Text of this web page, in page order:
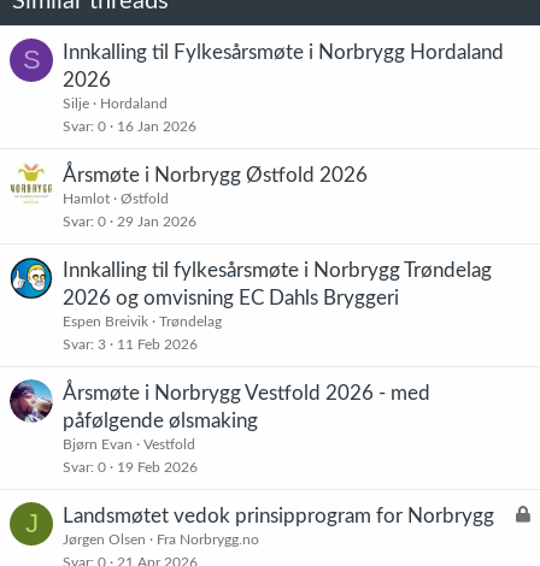
S
Innkalling til Fylkesårsmøte i Norbrygg Hordaland
2026
Silje
Hordaland
Svar 0 16 Jan 2026
Årsmøte i Norbrygg Østfold 2026
Hamlot
Østfold
Svar 0 29 Jan 2026
Innkalling til fylkesårsmøte i Norbrygg Trøndelag
2026 og omvisning EC Dahls Bryggeri
Espen Breivik
Trøndelag
Svar 3 11 Feb 2026
Årsmøte i Norbrygg Vestfold 2026 - med
påfølgende ølsmaking
Bjørn Evan
Vestfold
Svar 0 19 Feb 2026
J
L
Landsmøtet vedok prinsipprogram for Norbrygg
Jørgen Olsen
Fra Norbrygg.no
Svar 0 21 Apr 2026